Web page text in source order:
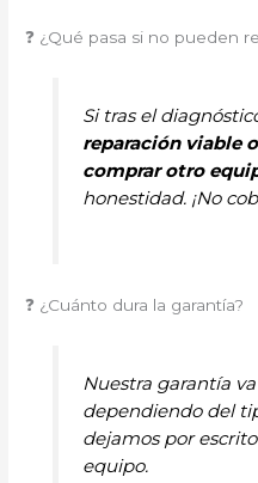
❓ ¿Qué pasa si no pueden
Si tras el
reparación viable
comprar otro
honestidad. ¡No
❓ ¿Cuánto dura la garantía?
Nuestra garantía
dependiendo del
dejamos por
equipo.